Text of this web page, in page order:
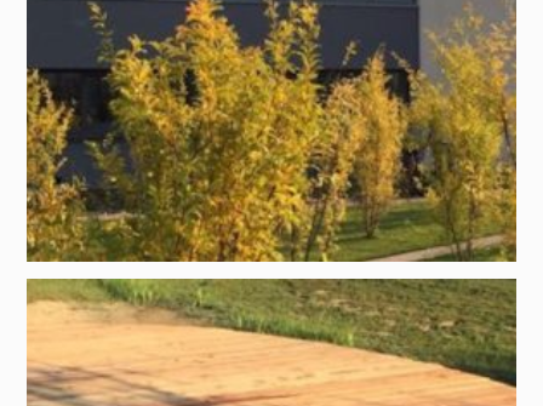
Progetto di: Domenico Luciani